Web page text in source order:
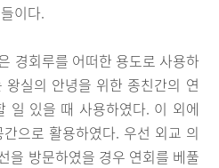
이다.
경회루를 어떠한 용도로 사용하
실의 안녕을 위한 종친간의 연
일 있을 때 사용하였다. 이 외에
으로 활용하였다. 우선 외교 의
을 방문하였을 경우 연회를 베풀